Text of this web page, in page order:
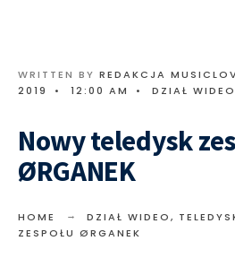
WRITTEN BY REDAKCJA
2019
• 12:00 AM • DZIAŁ WIDEO
Nowy teledysk
ØRGANEK
HOME DZIAŁ WIDEO,
ZESPOŁU ØRGANEK